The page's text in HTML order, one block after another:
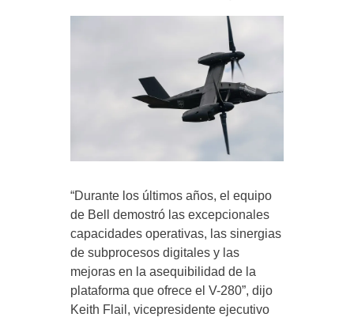
“Durante los últimos años, el equipo
de Bell demostró las excepcionales
capacidades operativas, las sinergias
de subprocesos digitales y las
mejoras en la asequibilidad de la
plataforma que ofrece el V-280”, dijo
Keith Flail, vicepresidente ejecutivo